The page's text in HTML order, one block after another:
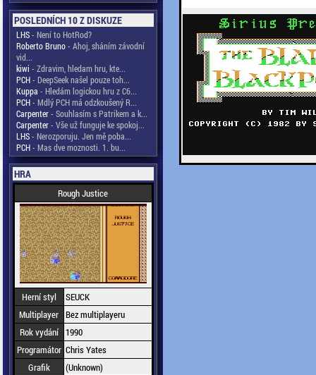
POSLEDNÍCH 10 Z DISKUZE
LHS- Není to HotRod?
Roberto Bruno- Ahoj, sháním závodní
vid...
kiwi - Zdravim, hledam hru, kte...
PCH- DeepSeek našel pouze toh...
Kuppa - Hledám logickou hru z C6...
PCH- Mdlý PCH má odzkoušený R...
Carpenter- Souhlasím s Patrikem a k...
Carpenter- Vše už funguje ke spokoj...
LHS- Nerozporuju. Jen mě poba...
PCH- Mas dve moznosti. 1. bu...
HRA
Rough Justice
Herní styl
SEUCK
Multiplayer Bez multiplayeru
Rok vydání
1990
Programátor Chris Yates
Grafik
(Unknown)